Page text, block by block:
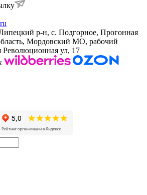
р-н, с. Подгорное, Прогонная
Мордовский МО, рабочий
Революционная ул, 17